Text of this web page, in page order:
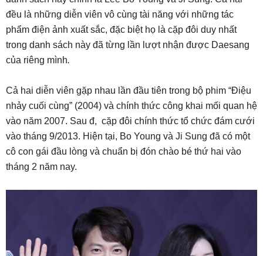
đều là những diễn viên vô cùng tài năng với những tác
phẩm điện ảnh xuất sắc, đặc biệt họ là cặp đôi duy nhất
trong danh sách này đã từng lần lượt nhận được Daesang
của riêng mình.
Cả hai diễn viên gặp nhau lần đầu tiên trong bộ phim “Điệu
nhảy cuối cùng” (2004) và chính thức công khai mối quan hệ
vào năm 2007. Sau đ, cặp đôi chính thức tổ chức đám cưới
vào tháng 9/2013. Hiện tại, Bo Young và Ji Sung đã có một
cô con gái đầu lòng và chuẩn bị đón chào bé thứ hai vào
tháng 2 năm nay.